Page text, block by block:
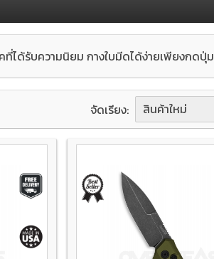
ได้รับความนิยม กางใบมีดได้ง่ายเพียงกดปุ่ม
จัดเรียง: สินค้าใหม่